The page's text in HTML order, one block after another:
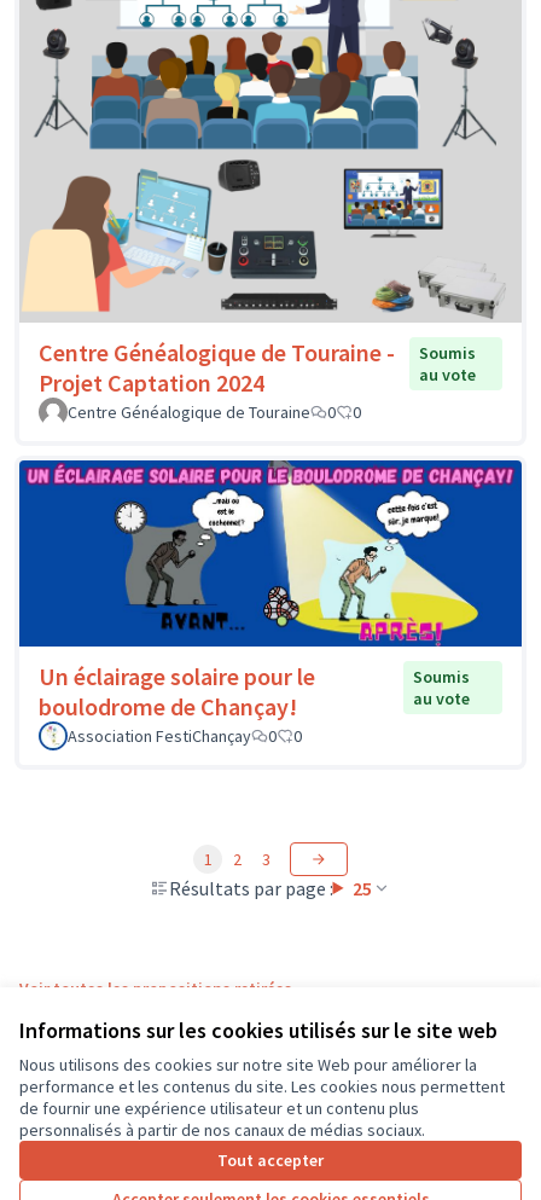
Informations sur les cookies utilisés sur le site web
Nous utilisons des cookies sur notre site Web pour améliorer la
performance et les contenus du site. Les cookies nous permettent
de fournir une expérience utilisateur et un contenu plus
personnalisés à partir de nos canaux de médias sociaux.
Tout accepter
Centre Généalogique de Touraine -
Projet Captation 2024
Soumis
au vote
Centre Généalogique de Touraine
0 0
Un éclairage solaire pour le
boulodrome de Chançay!
Soumis
au vote
Association FestiChançay
0 0
Résultats par page : 25
1 2 3
Voir toutes les propositions retirées
Conditions d'utilisation
Paramètres des cookies
CD37 sur X
(Lien externe)
CD37 sur Facebook
CD37 sur Instagram
CD37 sur YouTube
(Lien externe)